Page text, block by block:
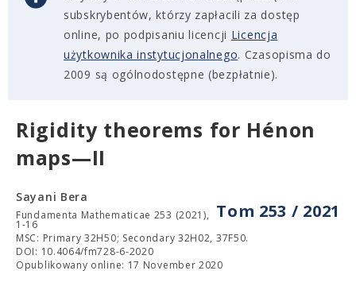
subskrybentów, którzy zapłacili za dostęp
online, po podpisaniu licencji Licencja
użytkownika instytucjonalnego. Czasopisma do
2009 są ogólnodostępne (bezpłatnie).
Rigidity theorems for Hénon
maps—II
Tom 253 / 2021
Sayani Bera
Fundamenta Mathematicae 253 (2021),
1-16
MSC: Primary 32H50; Secondary 32H02, 37F50.
DOI: 10.4064/fm728-6-2020
Opublikowany online: 17 November 2020